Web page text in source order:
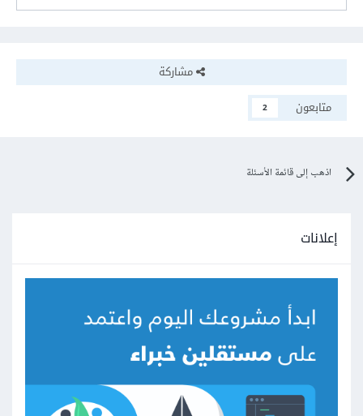
مشاركة
متابعون
2
اذهب إلى قائمة الأسئلة
إعلانات